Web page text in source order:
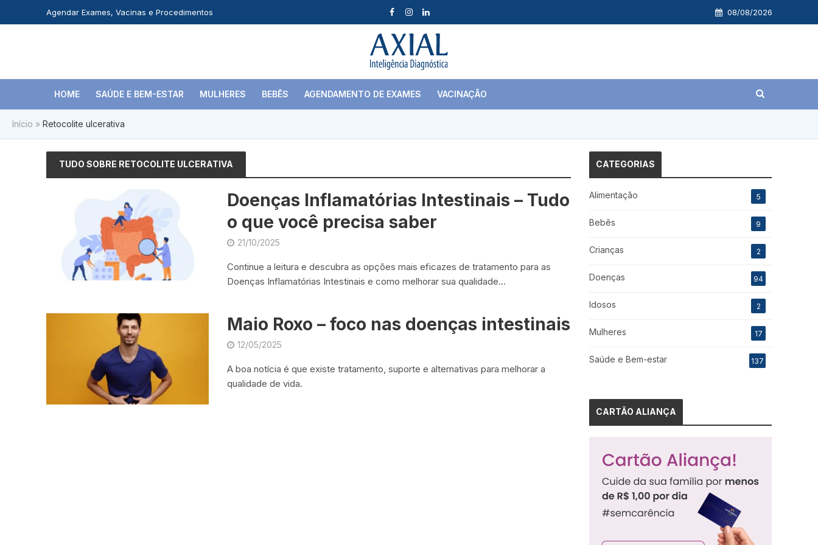
Agendar Exames, Vacinas e Procedimentos 08/08/2026
HOME SAÚDE E BEM-ESTAR MULHERES BEBÊS AGENDAMENTO DE EXAMES VACINAÇÃO
Início » Retocolite ulcerativa
TUDO SOBRE RETOCOLITE ULCERATIVA
Doenças Inflamatórias Intestinais – Tudo
o que você precisa saber
21/10/2025
Continue a leitura e descubra as opções mais eficazes de tratamento para as
Doenças Inflamatórias Intestinais e como melhorar sua qualidade...
Maio Roxo – foco nas doenças intestinais
12/05/2025
A boa notícia é que existe tratamento, suporte e alternativas para melhorar a
qualidade de vida.
CATEGORIAS
Alimentação 5
Bebês 9
Crianças 2
Doenças 94
Idosos 2
Mulheres 17
Saúde e Bem-estar 137
CARTÃO ALIANÇA